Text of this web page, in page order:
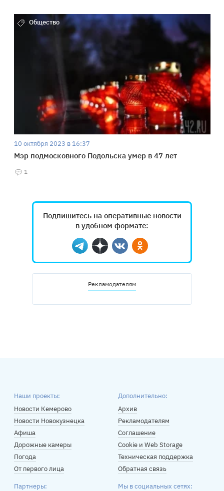
Общество
10 октября 2023 в 16:37
Мэр подмосковного Подольска умер в 47 лет
1
Подпишитесь на оперативные новости
в удобном формате:
Telegram
ДзенВконтактеОдноклассники
Рекламодателям
Наши проекты:
Новости Кемерово
Новости Новокузнецка
Афиша
Дорожные камеры
Погода
От первого лица
Дополнительно:
Архив
Рекламодателям
Соглашение
Cookie и Web Storage
Техническая поддержка
Обратная связь
Партнеры:
Мы в социальных сетях: